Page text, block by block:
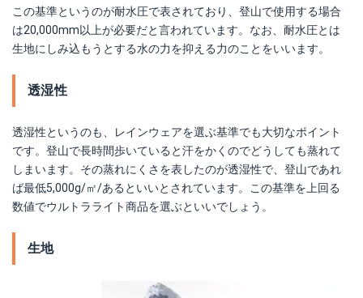
この基準というのが耐水圧で表されており、登山で使用する場合
は20,000mm以上が必要だと言われています。なお、耐水圧とは
生地にしみ込もうとする水の力を抑える力のことをいいます。
透湿性
透湿性というのも、レインウェアを選ぶ基準でも大切なポイント
です。登山で長時間歩いていると汗をかくのでどうしても蒸れて
しまいます。その蒸れにくさを表したのが透湿性で、登山であれ
ば最低5,000g/㎡/あるといいとされています。この基準を上回る
数値でウルトラライト商品を選ぶといいでしょう。
生地